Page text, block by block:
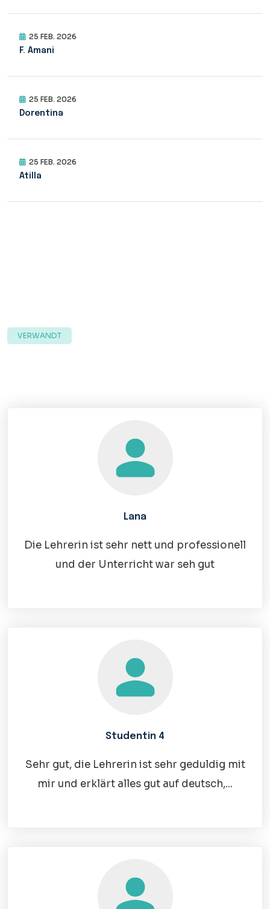
25 FEB. 2026
F. Amani
25 FEB. 2026
Dorentina
25 FEB. 2026
Atilla
VERWANDT
Lana
Die Lehrerin ist sehr nett und professionell
und der Unterricht war seh gut
Studentin 4
Sehr gut, die Lehrerin ist sehr geduldig mit
mir und erklärt alles gut auf deutsch,...